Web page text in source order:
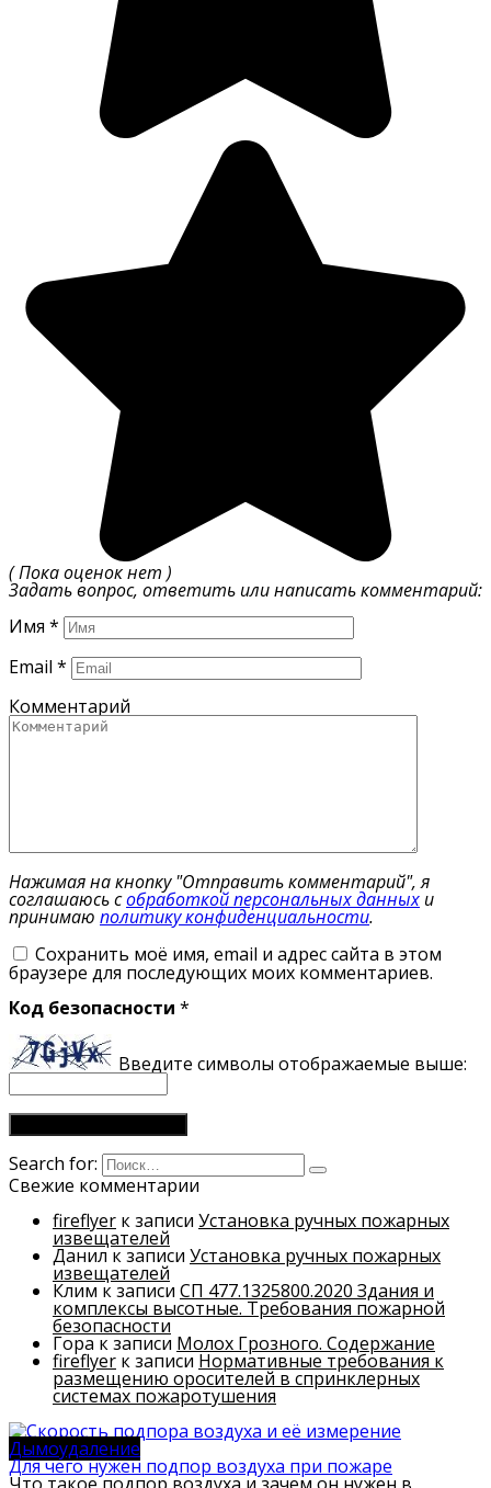
( Пока оценок нет )
Задать вопрос, ответить или написать комментарий:
Имя *
Email *
Комментарий
Нажимая на кнопку "Отправить комментарий", я
соглашаюсь собработкой персональных данных и
принимаю политику конфиденциальности.
Сохранить моё имя, email и адрес сайта в этом
браузере для последующих моих комментариев.
Код безопасности *
Введите символы отображаемые выше:
Search for:
Свежие комментарии
fireflyer к записи Установка ручных пожарных
извещателей
Данилк записи Установка ручных пожарных
извещателей
Клим к записи СП 477.1325800.2020 Здания и
комплексы высотные. Требования пожарной
безопасности
Гора к записи Молох Грозного. Содержание
fireflyer к записи Нормативные требования к
размещению оросителей в спринклерных
системах пожаротушения
Дымоудаление
Для чего нужен подпор воздуха при пожаре